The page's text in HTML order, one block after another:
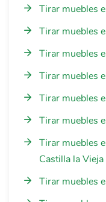
Tirar muebles
Tirar muebles
Tirar muebles
Tirar muebles
Tirar muebles
Tirar muebles
Tirar muebles
Castilla la Vieja
Tirar muebles